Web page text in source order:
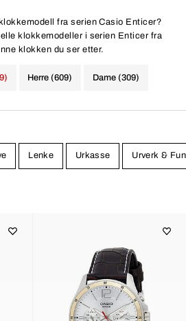
fra serien Casio Enticer?
klokkemodeller i serien Enticer fra
klokken du ser etter.
Herre (609) Dame (309)
Lenke Urkasse Urverk &